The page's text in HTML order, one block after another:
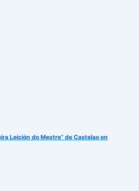
Leición do Mestre” de Castelao en